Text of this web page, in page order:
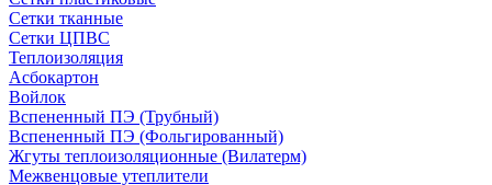
Сетки тканные
Сетки ЦПВС
Теплоизоляция
Асбокартон
Войлок
Вспененный ПЭ (Трубный)
Вспененный ПЭ (Фольгированный)
Жгуты теплоизоляционные (Вилатерм)
Межвенцовые утеплители